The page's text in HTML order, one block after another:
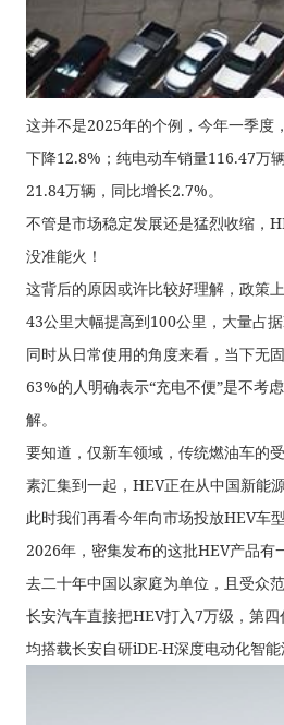
这并不是2025年的个例，今年一季
下降12.8%；纯电动车销量116.47万
21.84万辆，同比增长2.7%。
不管是市场稳定发展还是猛烈收缩，
没准能火！
这背后的原因或许比较好理解，政策
43公里大幅提高到100公里，大量占
同时从日常使用的角度来看，当下无
63%的人明确表示“充电不便”是不考
解。
要知道，仅新车领域，传统燃油车的
素汇集到一起，HEV正在从中国新能
此时我们再看今年向市场投放HEV车
2026年，密集发布的这批HEV产品
去二十年中国以家庭为单位，且受众
长安汽车直接把HEV打入7万级，第
均搭载长安自研iDE-H深度电动化智